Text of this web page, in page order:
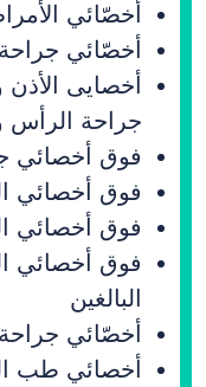
أخصّائي
أخصّائي
أخصایی
جراحة الرأس
فوق أخصائي
فوق أخصائي
فوق أخصائي
فوق أخصائي
البالغین
أخصّائي
أخصائي طب